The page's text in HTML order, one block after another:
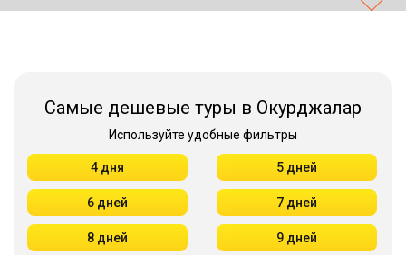
Самые дешевые туры в Окурджалар
Используйте удобные фильтры
4 дня 5 дней
6 дней 7 дней
8 дней 9 дней